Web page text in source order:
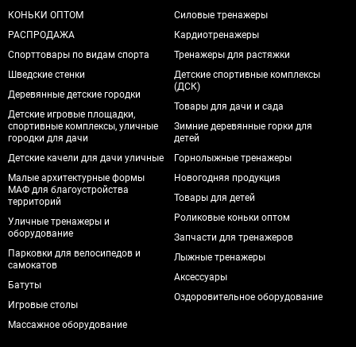
КОНЬКИ ОПТОМ
РАСПРОДАЖА
Спорттовары по видам спорта
Шведские стенки
Деревянные детские городки
Детские игровые площадки,
спортивные комплексы, уличные
городки для дачи
Детские качели для дачи уличные
Малые архитектурные формы
МАФ для благоустройства
территорий
Уличные тренажеры и
оборудование
Парковки для велосипедов и
самокатов
Батуты
Игровые столы
Массажное оборудование
Силовые тренажеры
Кардиотренажеры
Тренажеры для растяжки
Детские спортивные комплексы
(ДСК)
Товары для дачи и сада
Зимние деревянные горки для
детей
Горнолыжные тренажеры
Новогодняя продукция
Товары для детей
Роликовые коньки оптом
Запчасти для тренажеров
Лыжные тренажеры
Аксессуары
Оздоровительное оборудование